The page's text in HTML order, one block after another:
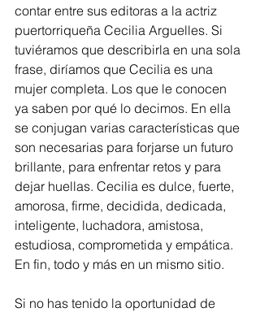
contar entre sus editoras a la actriz
puertorriqueña Cecilia Arguelles. Si
tuviéramos que describirla en una sola
frase, diríamos que Cecilia es una
mujer completa. Los que le conocen
ya saben por qué lo decimos. En ella
se conjugan varias características que
son necesarias para forjarse un futuro
brillante, para enfrentar retos y para
dejar huellas. Cecilia es dulce, fuerte,
amorosa, firme, decidida, dedicada,
inteligente, luchadora, amistosa,
estudiosa, comprometida y empática.
En fin, todo y más en un mismo sitio.
Si no has tenido la oportunidad de